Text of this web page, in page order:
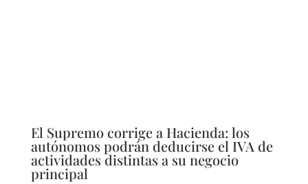
El Supremo corrige a Hacienda: los
autónomos podrán deducirse el IVA de
actividades distintas a su negocio
principal